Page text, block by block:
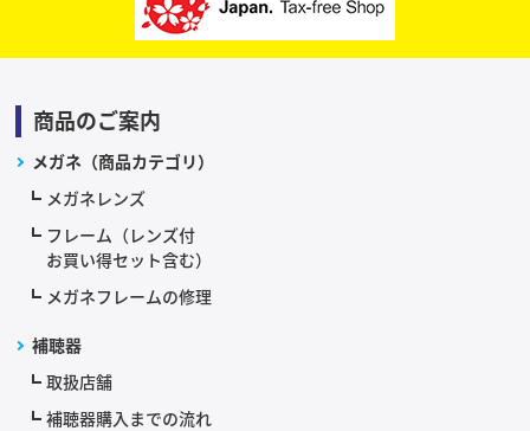
商品のご案内
メガネ（商品カテゴリ）
メガネレンズ
フレーム（レンズ付
お買い得セット含む）
メガネフレームの修理
補聴器
取扱店舗
補聴器購入までの流れ